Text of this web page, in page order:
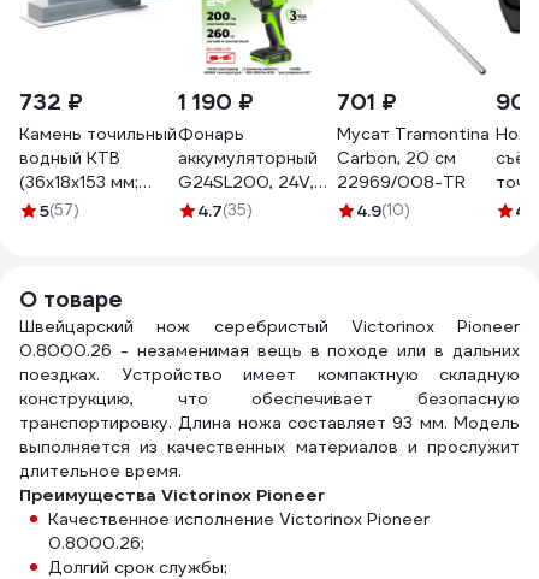
732 ₽
Камень точильный
водный КТВ
(36х18х153 мм;
B600; VM) ИНФ-
5(57)
1 190 ₽
Фонарь
аккумуляторный
G24SL200, 24V,
200 лм, без АКБ и
4.7(35)
701 ₽
Мусат Tramontina
Carbon, 20 см
22969/008-TR
4.9(10) 4.9
О товаре
Швейцарский нож серебристый Victorinox Pioneer
0.8000.26 - незаменимая вещь в походе или в дальних
поездках. Устройство имеет компактную складную
конструкцию, что обеспечивает безопасную
транспортировку. Длина ножа составляет 93 мм. Модель
выполняется из качественных материалов и прослужит
длительное время.
Преимущества Victorinox Pioneer
Качественное исполнение Victorinox Pioneer
0.8000.26;
Долгий срок службы;